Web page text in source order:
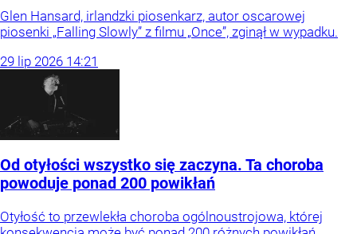
Glen Hansard, irlandzki piosenkarz, autor oscarowej
piosenki „Falling Slowly” z filmu „Once”, zginął w wypadku.
29 lip 2026 14:21
Od otyłości wszystko się zaczyna. Ta choroba
powoduje ponad 200 powikłań
Otyłość to przewlekła choroba ogólnoustrojowa, której